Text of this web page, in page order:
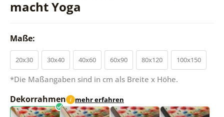
macht Yoga
Maße:
20x30 30x40 40x60 60x90 80x120 100x150
*Die Maßangaben sind in cm als Breite x Höhe.
Dekorrahmen i mehr erfahren